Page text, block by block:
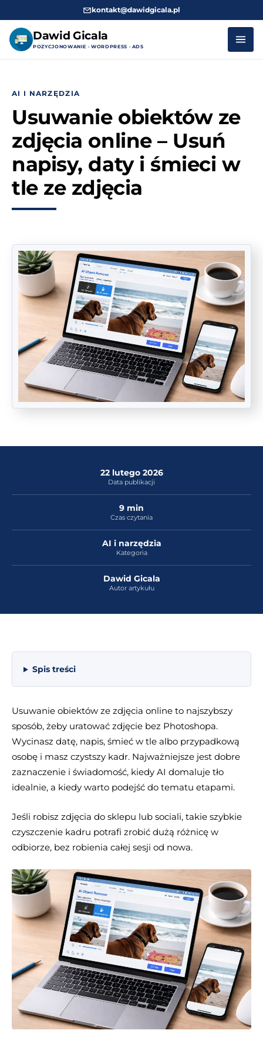
kontakt@dawidgicala.pl
Dawid Gicala
POZYCJONOWANIE · WORDPRESS · ADS
treściAI I NARZĘDZIA
Usuwanie obiektów ze
zdjęcia online – Usuń
napisy, daty i śmieci w
tle ze zdjęcia
22 lutego 2026
Data publikacji
9 min
Czas czytania
AI i narzędzia
Kategoria
Dawid Gicala
Autor artykułu
Spis treści
Usuwanie obiektów ze zdjęcia online to najszybszy
sposób, żeby uratować zdjęcie bez Photoshopa.
Wycinasz datę, napis, śmieć w tle albo przypadkową
osobę i masz czystszy kadr. Najważniejsze jest dobre
zaznaczenie i świadomość, kiedy AI domaluje tło
idealnie, a kiedy warto podejść do tematu etapami.
Jeśli robisz zdjęcia do sklepu lub sociali, takie szybkie
czyszczenie kadru potrafi zrobić dużą różnicę w
odbiorze, bez robienia całej sesji od nowa.